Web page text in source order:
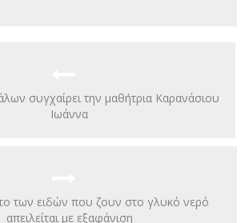
συγχαίρει την μαθήτρια Καρανάσιου
Ιωάννα
των ειδών που ζουν στο γλυκό νερό
απειλείται με εξαφάνιση